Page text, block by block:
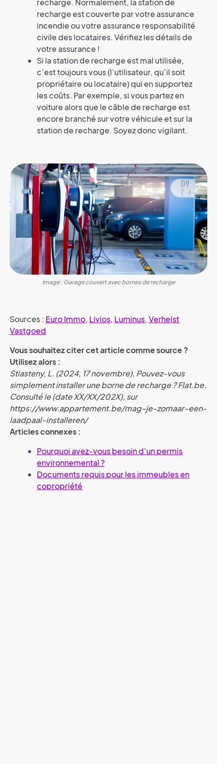
recharge. Normalement, la station de
recharge est couverte par votre assurance
incendie ou votre assurance responsabilité
civile des locataires. Vérifiez les détails de
votre assurance !
Si la station de recharge est mal utilisée,
c’est toujours vous (l’utilisateur, qu’il soit
propriétaire ou locataire) qui en supportez
les coûts. Par exemple, si vous partez en
voiture alors que le câble de recharge est
encore branché sur votre véhicule et sur la
station de recharge. Soyez donc vigilant.
Image : Garage couvert avec bornes de recharge
Sources : Euro Immo, Livios, Luminus,Verhelst
Vastgoed
Vous souhaitez citer cet article comme source ?
Utilisez alors :
Stiasteny, L. (2024, 17 novembre). Pouvez-vous
simplement installer une borne de recharge ? Flat.be.
Consulté le (date XX/XX/202X), sur
https://www.appartement.be/mag-je-zomaar-een-
laadpaal-installeren/
Articles connexes :
Pourquoi avez-vous besoin d’un permis
environnemental ?
Documents requis pour les immeubles en
copropriété